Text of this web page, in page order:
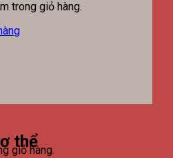
trong giỏ hàng.
giỏ hàng.
thể